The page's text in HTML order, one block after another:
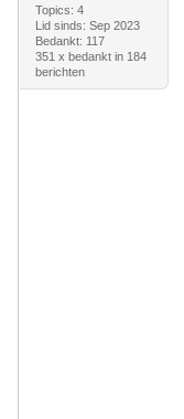
Topics: 4
Lid sinds: Sep 2023
Bedankt: 117
351 x bedankt in 184
berichten